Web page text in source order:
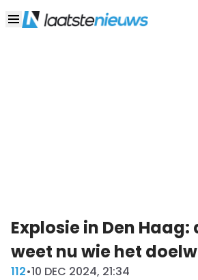
Explosie in Den
weet nu wie het
112•10 DEC 2024, 21:34